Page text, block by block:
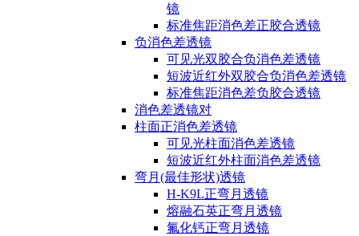
镜
标准焦距消色差正胶合透镜
负消色差透镜
可见光双胶合负消色差透镜
短波近红外双胶合负消色差透镜
标准焦距消色差负胶合透镜
消色差透镜对
柱面正消色差透镜
可见光柱面消色差透镜
短波近红外柱面消色差透镜
弯月(最佳形状)透镜
H-K9L正弯月透镜
熔融石英正弯月透镜
氟化钙正弯月透镜